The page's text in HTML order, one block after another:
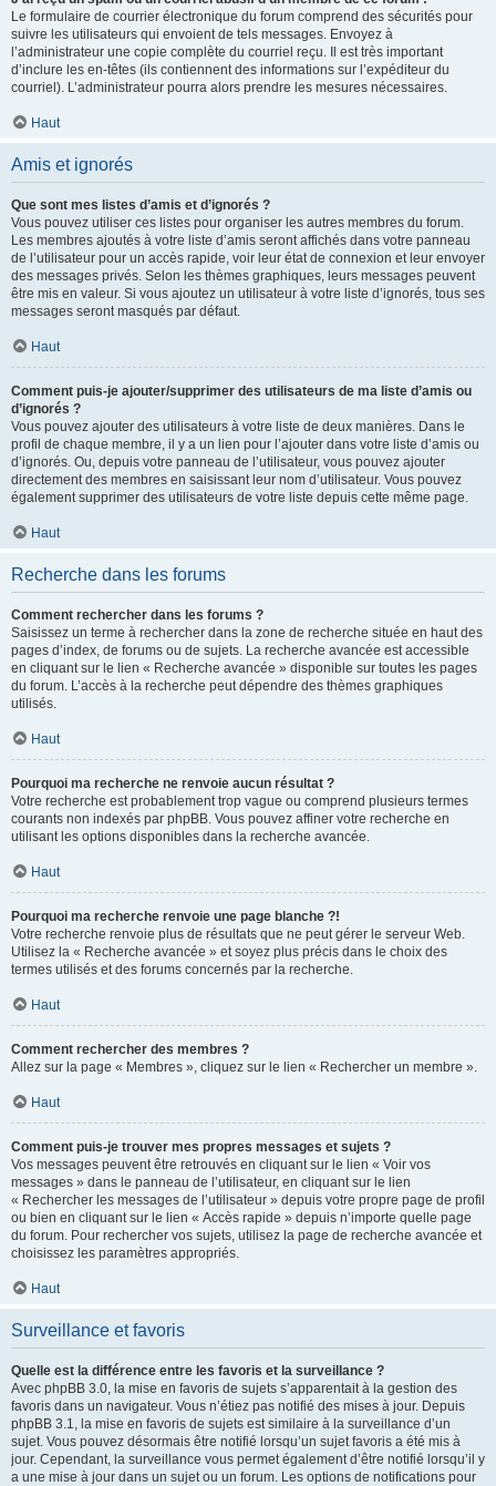
Le formulaire de courrier électronique du forum comprend des sécurités pour
suivre les utilisateurs qui envoient de tels messages. Envoyez à
l’administrateur une copie complète du courriel reçu. Il est très important
d’inclure les en-têtes (ils contiennent des informations sur l’expéditeur du
courriel). L’administrateur pourra alors prendre les mesures nécessaires.
Haut
Amis et ignorés
Que sont mes listes d’amis et d’ignorés ?
Vous pouvez utiliser ces listes pour organiser les autres membres du forum.
Les membres ajoutés à votre liste d’amis seront affichés dans votre panneau
de l’utilisateur pour un accès rapide, voir leur état de connexion et leur envoyer
des messages privés. Selon les thèmes graphiques, leurs messages peuvent
être mis en valeur. Si vous ajoutez un utilisateur à votre liste d’ignorés, tous ses
messages seront masqués par défaut.
Haut
Comment puis-je ajouter/supprimer des utilisateurs de ma liste d’amis ou
d’ignorés ?
Vous pouvez ajouter des utilisateurs à votre liste de deux manières. Dans le
profil de chaque membre, il y a un lien pour l’ajouter dans votre liste d’amis ou
d’ignorés. Ou, depuis votre panneau de l’utilisateur, vous pouvez ajouter
directement des membres en saisissant leur nom d’utilisateur. Vous pouvez
également supprimer des utilisateurs de votre liste depuis cette même page.
Haut
Recherche dans les forums
Comment rechercher dans les forums ?
Saisissez un terme à rechercher dans la zone de recherche située en haut des
pages d’index, de forums ou de sujets. La recherche avancée est accessible
en cliquant sur le lien « Recherche avancée » disponible sur toutes les pages
du forum. L’accès à la recherche peut dépendre des thèmes graphiques
utilisés.
Haut
Pourquoi ma recherche ne renvoie aucun résultat ?
Votre recherche est probablement trop vague ou comprend plusieurs termes
courants non indexés par phpBB. Vous pouvez affiner votre recherche en
utilisant les options disponibles dans la recherche avancée.
Haut
Pourquoi ma recherche renvoie une page blanche ?!
Votre recherche renvoie plus de résultats que ne peut gérer le serveur Web.
Utilisez la « Recherche avancée » et soyez plus précis dans le choix des
termes utilisés et des forums concernés par la recherche.
Haut
Comment rechercher des membres ?
Allez sur la page « Membres », cliquez sur le lien « Rechercher un membre ».
Haut
Comment puis-je trouver mes propres messages et sujets ?
Vos messages peuvent être retrouvés en cliquant sur le lien « Voir vos
messages » dans le panneau de l’utilisateur, en cliquant sur le lien
« Rechercher les messages de l’utilisateur » depuis votre propre page de profil
ou bien en cliquant sur le lien « Accès rapide » depuis n’importe quelle page
du forum. Pour rechercher vos sujets, utilisez la page de recherche avancée et
choisissez les paramètres appropriés.
Haut
Surveillance et favoris
Quelle est la différence entre les favoris et la surveillance ?
Avec phpBB 3.0, la mise en favoris de sujets s’apparentait à la gestion des
favoris dans un navigateur. Vous n’étiez pas notifié des mises à jour. Depuis
phpBB 3.1, la mise en favoris de sujets est similaire à la surveillance d’un
sujet. Vous pouvez désormais être notifié lorsqu’un sujet favoris a été mis à
jour. Cependant, la surveillance vous permet également d’être notifié lorsqu’il y
a une mise à jour dans un sujet ou un forum. Les options de notifications pour